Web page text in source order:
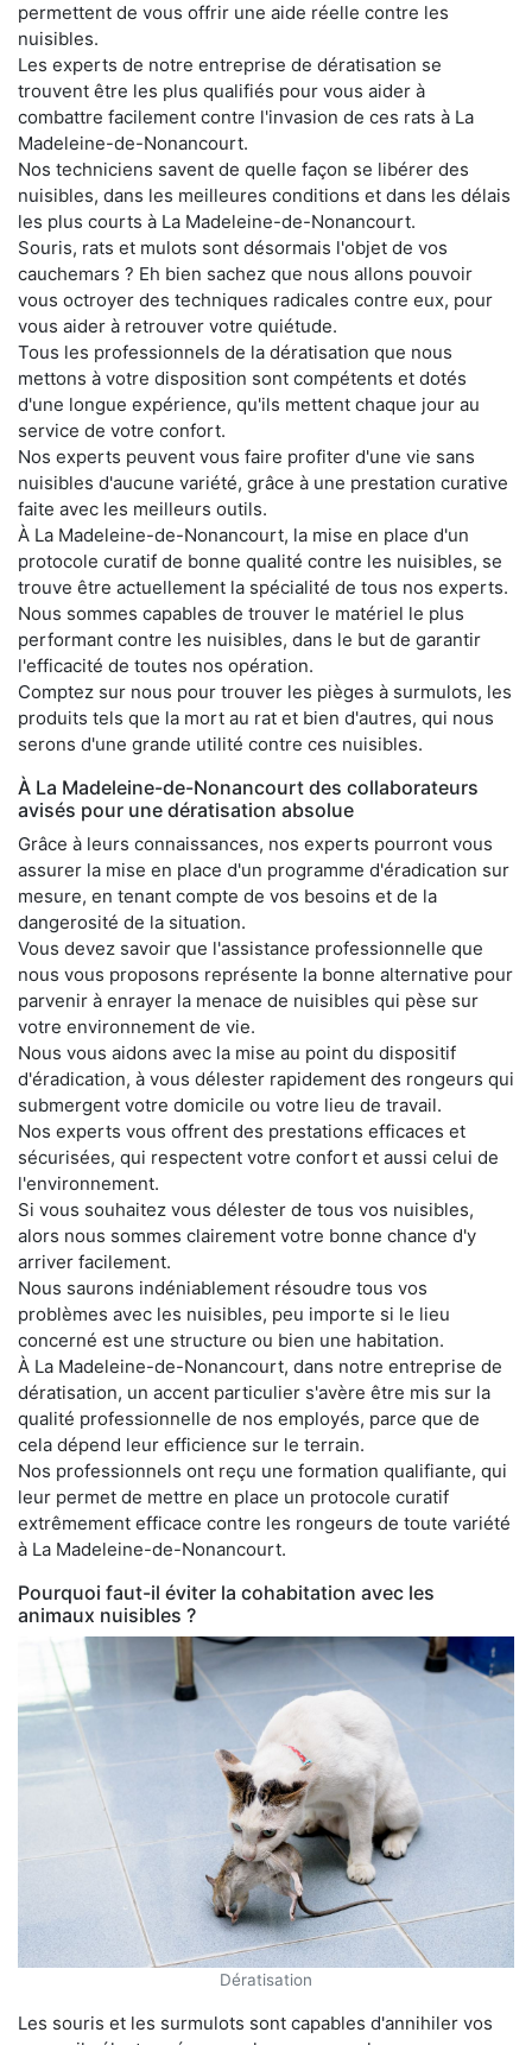
permettent de vous offrir une aide réelle contre les
nuisibles.
Les experts de notre entreprise de dératisation se
trouvent être les plus qualifiés pour vous aider à
combattre facilement contre l'invasion de ces rats à La
Madeleine-de-Nonancourt.
Nos techniciens savent de quelle façon se libérer des
nuisibles, dans les meilleures conditions et dans les délais
les plus courts à La Madeleine-de-Nonancourt.
Souris, rats et mulots sont désormais l'objet de vos
cauchemars ? Eh bien sachez que nous allons pouvoir
vous octroyer des techniques radicales contre eux, pour
vous aider à retrouver votre quiétude.
Tous les professionnels de la dératisation que nous
mettons à votre disposition sont compétents et dotés
d'une longue expérience, qu'ils mettent chaque jour au
service de votre confort.
Nos experts peuvent vous faire profiter d'une vie sans
nuisibles d'aucune variété, grâce à une prestation curative
faite avec les meilleurs outils.
À La Madeleine-de-Nonancourt, la mise en place d'un
protocole curatif de bonne qualité contre les nuisibles, se
trouve être actuellement la spécialité de tous nos experts.
Nous sommes capables de trouver le matériel le plus
performant contre les nuisibles, dans le but de garantir
l'efficacité de toutes nos opération.
Comptez sur nous pour trouver les pièges à surmulots, les
produits tels que la mort au rat et bien d'autres, qui nous
serons d'une grande utilité contre ces nuisibles.
À La Madeleine-de-Nonancourt des collaborateurs
avisés pour une dératisation absolue
Grâce à leurs connaissances, nos experts pourront vous
assurer la mise en place d'un programme d'éradication sur
mesure, en tenant compte de vos besoins et de la
dangerosité de la situation.
Vous devez savoir que l'assistance professionnelle que
nous vous proposons représente la bonne alternative pour
parvenir à enrayer la menace de nuisibles qui pèse sur
votre environnement de vie.
Nous vous aidons avec la mise au point du dispositif
d'éradication, à vous délester rapidement des rongeurs qui
submergent votre domicile ou votre lieu de travail.
Nos experts vous offrent des prestations efficaces et
sécurisées, qui respectent votre confort et aussi celui de
l'environnement.
Si vous souhaitez vous délester de tous vos nuisibles,
alors nous sommes clairement votre bonne chance d'y
arriver facilement.
Nous saurons indéniablement résoudre tous vos
problèmes avec les nuisibles, peu importe si le lieu
concerné est une structure ou bien une habitation.
À La Madeleine-de-Nonancourt, dans notre entreprise de
dératisation, un accent particulier s'avère être mis sur la
qualité professionnelle de nos employés, parce que de
cela dépend leur efficience sur le terrain.
Nos professionnels ont reçu une formation qualifiante, qui
leur permet de mettre en place un protocole curatif
extrêmement efficace contre les rongeurs de toute variété
à La Madeleine-de-Nonancourt.
Pourquoi faut-il éviter la cohabitation avec les
animaux nuisibles ?
Dératisation
Les souris et les surmulots sont capables d'annihiler vos